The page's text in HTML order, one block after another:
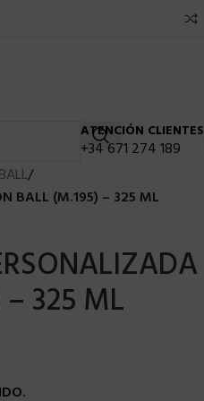
ATENCIÓN CLIENTES
+34 671 274 189
/
BALL (M.195) – 325 ML
325 ML